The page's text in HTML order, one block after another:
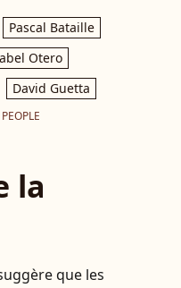
Pascal Bataille
Otero
David Guetta
la
que les